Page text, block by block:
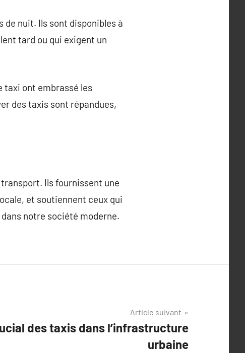
de nuit. Ils sont disponibles à
tard ou qui exigent un
taxi ont embrassé les
des taxis sont répandues,
Ils fournissent une
et soutiennent ceux qui
notre société moderne.
Article suivant
des taxis dans l’infrastructure
urbaine